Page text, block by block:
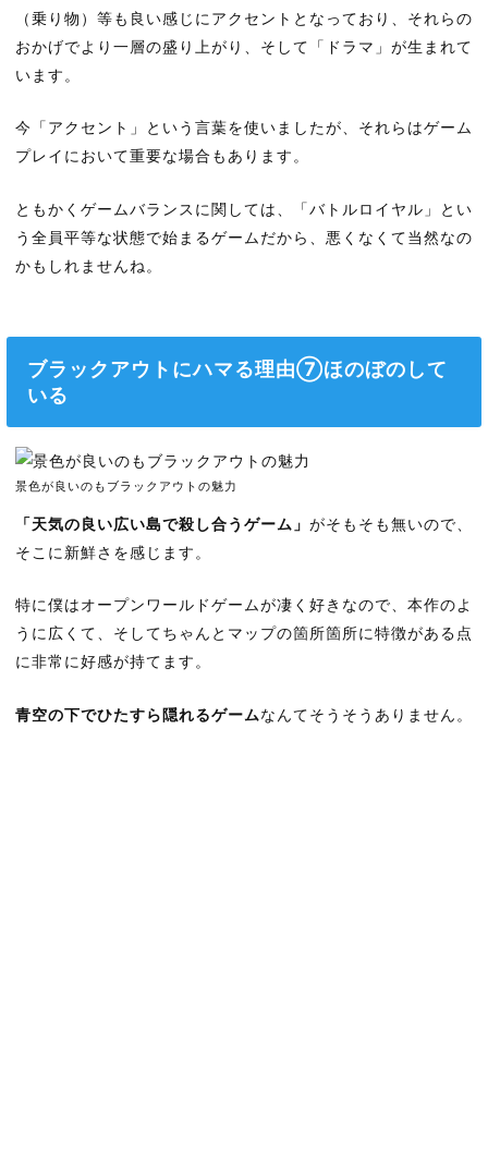
（乗り物）等も良い感じにアクセントとなっており、それらの
おかげでより一層の盛り上がり、そして「ドラマ」が生まれて
います。
今「アクセント」という言葉を使いましたが、それらはゲーム
プレイにおいて重要な場合もあります。
ともかくゲームバランスに関しては、「バトルロイヤル」とい
う全員平等な状態で始まるゲームだから、悪くなくて当然なの
かもしれませんね。
ブラックアウトにハマる理由⑦ほのぼのして
いる
景色が良いのもブラックアウトの魅力
「天気の良い広い島で殺し合うゲーム」 がそもそも無いので、
そこに新鮮さを感じます。
特に僕はオープンワールドゲームが凄く好きなので、本作のよ
うに広くて、そしてちゃんとマップの箇所箇所に特徴がある点
に非常に好感が持てます。
青空の下でひたすら隠れるゲームなんてそうそうありません。